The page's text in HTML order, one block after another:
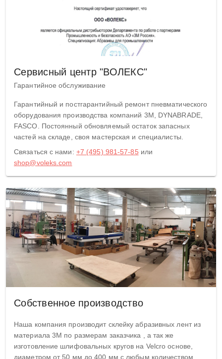
Сервисный центр "ВОЛЕКС"
Гарантийное обслуживание
Гарантийный и постгарантийный ремонт пневматического
оборудования производства компаний 3M, DYNABRADE,
FASCO. Постоянный обновляемый остаток запасных
частей на складе, своя мастерская и специалисты.
Связаться с нами: +7 (495) 981-57-85 или
shop@voleks.com
Собственное производство
Наша компания производит склейку абразивных лент из
материала 3М по размерам заказчика , а так же
изготовление шлифовальных кругов на Velcro основе,
диаметром от 50 мм до 400 мм с любым количеством